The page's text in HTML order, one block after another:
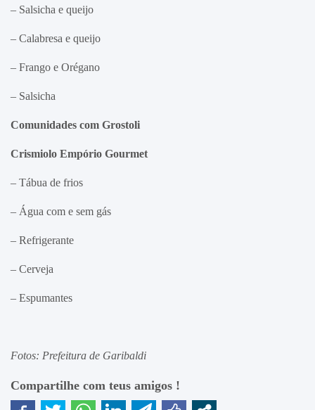
– Salsicha e queijo
– Calabresa e queijo
– Frango e Orégano
– Salsicha
Comunidades com Grostoli
Crismiolo Empório Gourmet
– Tábua de frios
– Água com e sem gás
– Refrigerante
– Cerveja
– Espumantes
Fotos: Prefeitura de Garibaldi
Compartilhe com teus amigos !